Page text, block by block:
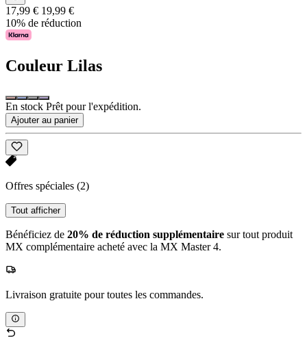
17,99 € 19,99 €
10% de réduction
Couleur Lilas
En stock Prêt pour l'expédition.
Ajouter au panier
Offres spéciales (2)
Tout afficher
Bénéficiez de 20% de réduction supplémentaire sur tout produit
MX complémentaire acheté avec la MX Master 4.
Livraison gratuite pour toutes les commandes.